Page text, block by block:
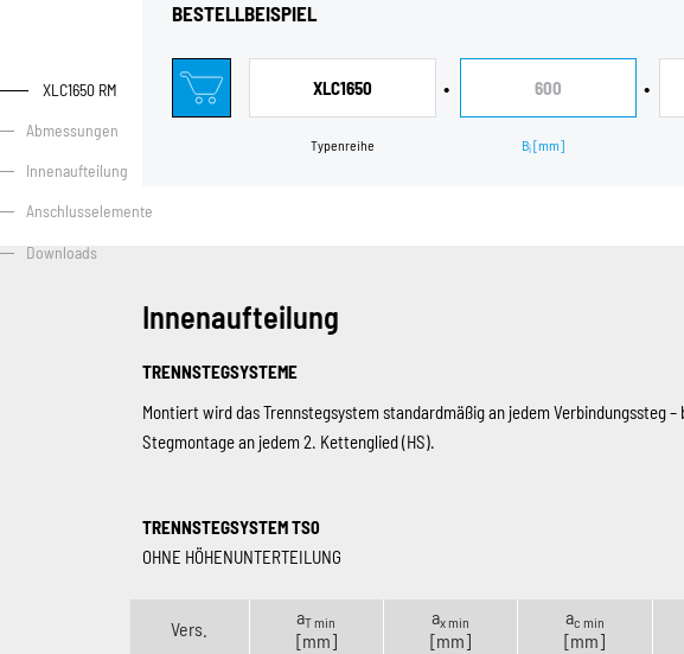
XLC1650 RM
Abmessungen
Innenaufteilung
Anschlusselemente
Downloads
BESTELLBEISPIEL
XLC1650
Typenreihe
• 600
Bi [mm]
•
Innenaufteilung
TRENNSTEGSYSTEME
Montiert wird das Trennstegsystem standardmäßig an jedem Verbindungssteg –
Stegmontage an jedem 2. Kettenglied (HS).
TRENNSTEGSYSTEM TS0
OHNE HÖHENUNTERTEILUNG
Vers.
aT min
[mm]
ax min
[mm]
ac min
[mm]